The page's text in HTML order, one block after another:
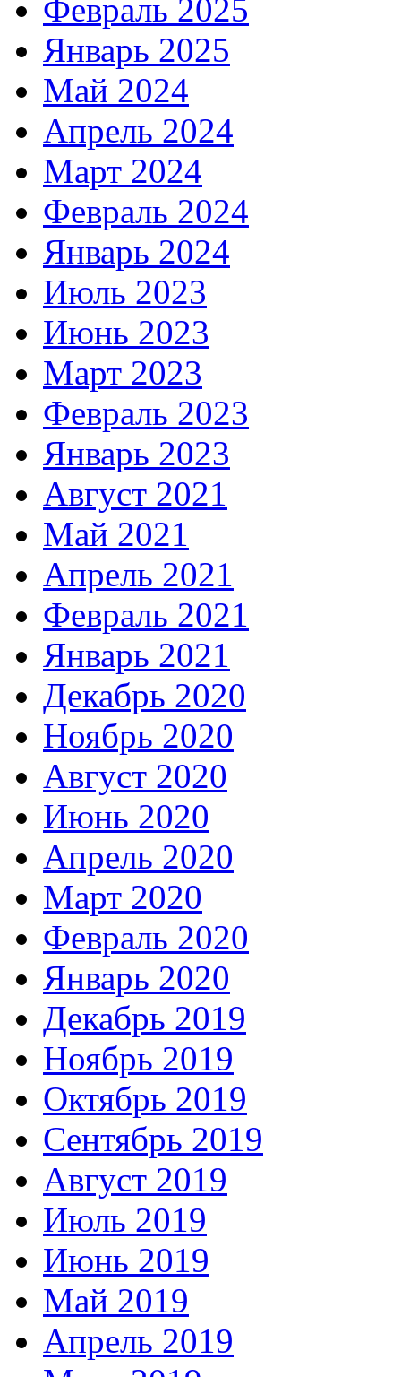
Февраль 2025
Январь 2025
Май 2024
Апрель 2024
Март 2024
Февраль 2024
Январь 2024
Июль 2023
Июнь 2023
Март 2023
Февраль 2023
Январь 2023
Август 2021
Май 2021
Апрель 2021
Февраль 2021
Январь 2021
Декабрь 2020
Ноябрь 2020
Август 2020
Июнь 2020
Апрель 2020
Март 2020
Февраль 2020
Январь 2020
Декабрь 2019
Ноябрь 2019
Октябрь 2019
Сентябрь 2019
Август 2019
Июль 2019
Июнь 2019
Май 2019
Апрель 2019